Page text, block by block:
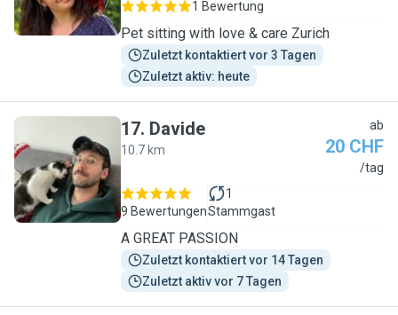
1 Bewertung
Pet sitting with love & care Zurich
Zuletzt kontaktiert vor 3 Tagen
Zuletzt aktiv: heute
D
17. Davide
10.7 km
ab
20 CHF
/tag
9 Bewertungen
1
Stammgast
A GREAT PASSION
Zuletzt kontaktiert vor 14 Tagen
Zuletzt aktiv vor 7 Tagen